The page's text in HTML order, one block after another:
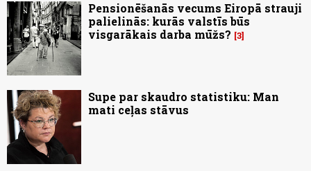
Pensionēšanās vecums Eiropā strauji
palielinās: kurās valstīs būs
visgarākais darba mūžs? 3
Supe par skaudro statistiku: Man
mati ceļas stāvus